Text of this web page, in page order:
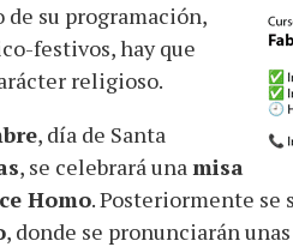
su programación,
festivos, hay que
religioso.
, día de Santa
, se celebrará unamisa
Homo. Posteriormente se
, donde se pronunciarán